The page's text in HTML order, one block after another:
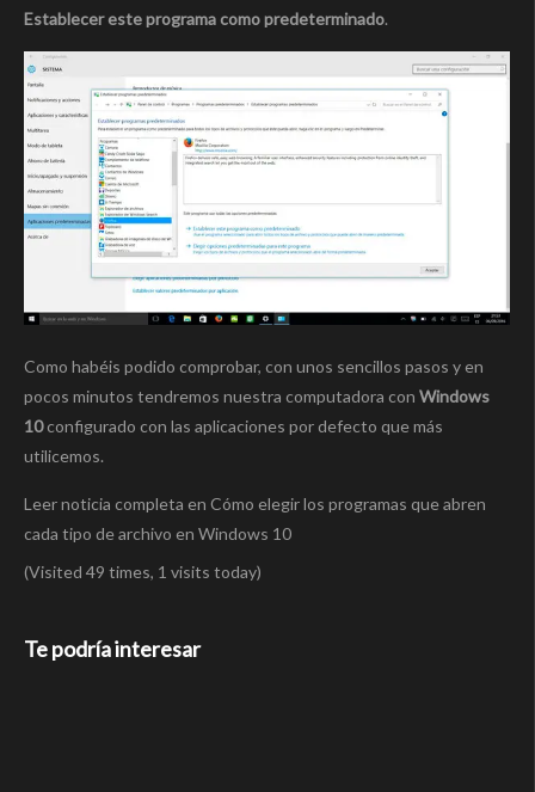
Establecer este programa como predeterminado.
Como habéis podido comprobar, con unos sencillos pasos y en
pocos minutos tendremos nuestra computadora con Windows
10configurado con las aplicaciones por defecto que más
utilicemos.
Leer noticia completa en Cómo elegir los programas que abren
cada tipo de archivo en Windows 10
(Visited 49 times, 1 visits today)
Te podría interesar